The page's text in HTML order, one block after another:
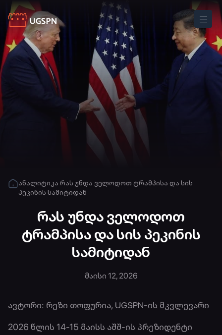
ანალიტიკა რას უნდა ველოდოთ ტრამპისა და სის
პეკინის სამიტიდან
რას უნდა ველოდოთ
ტრამპისა და სის პეკინის
სამიტიდან
მაისი 12, 2026
ავტორი: რეზი თოფურია, UGSPN-ის მკვლევარი
2026 წლის 14-15 მაისს აშშ-ის პრეზიდენტი